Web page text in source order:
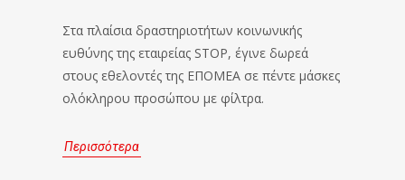
Στα πλαίσια δραστηριοτήτων κοινωνικής
ευθύνης της εταιρείας STOP, έγινε δωρεά
στους εθελοντές της ΕΠΟΜΕΑ σε πέντε μάσκες
ολόκληρου προσώπου με φίλτρα.
Περισσότερα